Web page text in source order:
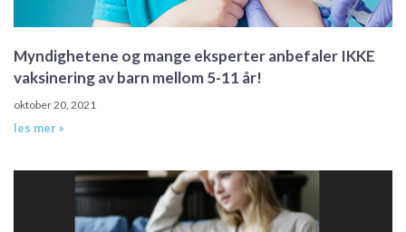
Myndighetene og mange eksperter anbefaler IKKE
vaksinering av barn mellom 5-11 år!
oktober 20, 2021
les mer »